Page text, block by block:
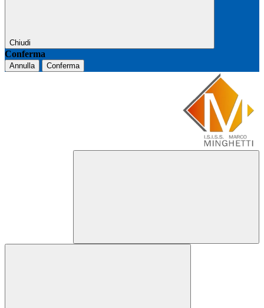
Chiudi
Conferma
Annulla Conferma